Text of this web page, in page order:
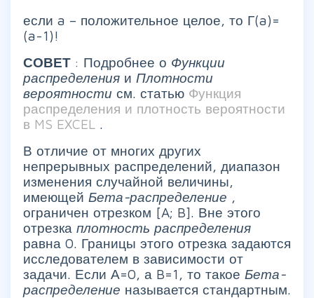
если a – положительное целое, то Г(a)=
(a-1)!
СОВЕТ : Подробнее о Функции
распределения и Плотности
вероятности см. статью Функция
распределения и плотность вероятности
в MS EXCEL .
В отличие от многих других
непрерывных распределений, диапазон
изменения случайной величины,
имеющей Бета-распределение ,
ограничен отрезком [A; B]. Вне этого
отрезка плотность распределения
равна 0. Границы этого отрезка задаются
исследователем в зависимости от
задачи. Если А=0, а B=1, то такое Бета-
распределение называется стандартным.